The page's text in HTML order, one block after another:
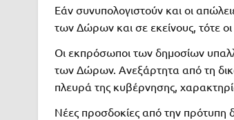
Εάν συνυπολογιστούν και οι
των Δώρων και σε εκείνους, τότε
Οι εκπρόσωποι των δημοσίων
των Δώρων. Ανεξάρτητα από τη
πλευρά της κυβέρνησης,
Νέες προσδοκίες από την πρότυπη